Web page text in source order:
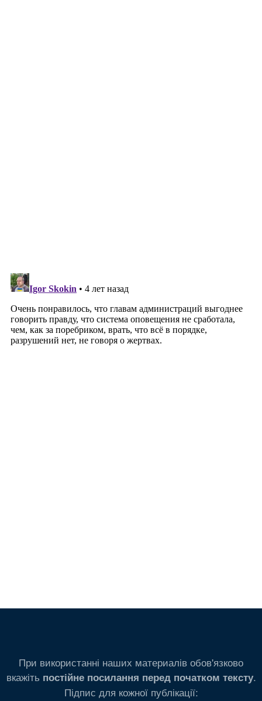
При використанні наших материалів обов'язково
вкажіть постійне посилання перед початком тексту.
Підпис для кожної публікації: